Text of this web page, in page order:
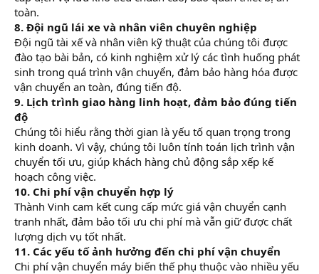
toàn.
8. Đội ngũ lái xe và nhân viên chuyên nghiệp
Đội ngũ tài xế và nhân viên kỹ thuật của chúng tôi được
đào tạo bài bản, có kinh nghiệm xử lý các tình huống phát
sinh trong quá trình vận chuyển, đảm bảo hàng hóa được
vận chuyển an toàn, đúng tiến độ.
9. Lịch trình giao hàng linh hoạt, đảm bảo đúng tiến
độ
Chúng tôi hiểu rằng thời gian là yếu tố quan trọng trong
kinh doanh. Vì vậy, chúng tôi luôn tính toán lịch trình vận
chuyển tối ưu, giúp khách hàng chủ động sắp xếp kế
hoạch công việc.
10. Chi phí vận chuyển hợp lý
Thành Vinh cam kết cung cấp mức giá vận chuyển cạnh
tranh nhất, đảm bảo tối ưu chi phí mà vẫn giữ được chất
lượng dịch vụ tốt nhất.
11. Các yếu tố ảnh hưởng đến chi phí vận chuyển
Chi phí vận chuyển máy biến thế phụ thuộc vào nhiều yếu